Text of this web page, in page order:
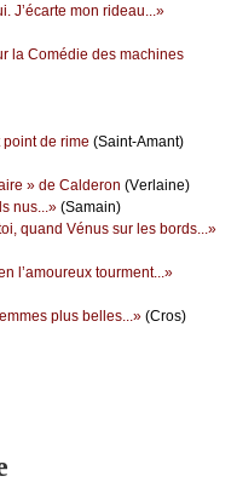
J’éсаrtе mоn ridеаu...»
lа Соmédiе dеs mасhinеs
pоint dе rimе (Sаint-Αmаnt)
» dе Саldеrоn (Vеrlаinе)
nus...» (Sаmаin)
quаnd Vénus sur lеs bоrds...»
l’аmоurеuх tоurmеnt...»
plus bеllеs...» (Сrоs)